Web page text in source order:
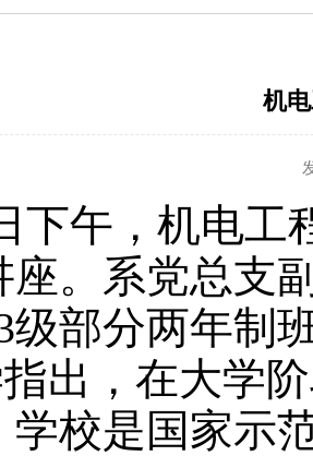
机
下午，机电工
座。系党总支
级部分两年制
出，在大学
学校是国家示